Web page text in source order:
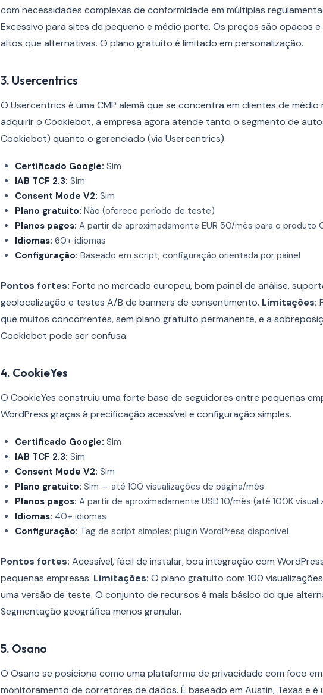
com necessidades complexas de conformidade em múltiplas
Excessivo para sites de pequeno e médio porte. Os preços são opacos
altos que alternativas. O plano gratuito é limitado em personalização.
3. Usercentrics
O Usercentrics é uma CMP alemã que se concentra em clientes de
adquirir o Cookiebot, a empresa agora atende tanto o segmento de
Cookiebot) quanto o gerenciado (via Usercentrics).
Certificado Google: Sim
IAB TCF 2.3: Sim
Consent Mode V2: Sim
Plano gratuito: Não (oferece período de teste)
Planos pagos: A partir de aproximadamente EUR 50/mês para o produto
Idiomas: 60+ idiomas
Configuração: Baseado em script; configuração orientada por painel
Pontos fortes: Forte no mercado europeu, bom painel de análise,
geolocalização e testes A/B de banners de consentimento. Limitações:
que muitos concorrentes, sem plano gratuito permanente, e a
Cookiebot pode ser confusa.
4. CookieYes
O CookieYes construiu uma forte base de seguidores entre pequenas
WordPress graças à precificação acessível e configuração simples.
Certificado Google: Sim
IAB TCF 2.3: Sim
Consent Mode V2: Sim
Plano gratuito: Sim — até 100 visualizações de página/mês
Planos pagos: A partir de aproximadamente USD 10/mês (até 100K
Idiomas: 40+ idiomas
Configuração: Tag de script simples; plugin WordPress disponível
Pontos fortes: Acessível, fácil de instalar, boa integração com
pequenas empresas. Limitações: O plano gratuito com 100
uma versão de teste. O conjunto de recursos é mais básico do que
Segmentação geográfica menos granular.
5. Osano
O Osano se posiciona como uma plataforma de privacidade com foco
monitoramento de corretores de dados. É baseado em Austin, Texas e é